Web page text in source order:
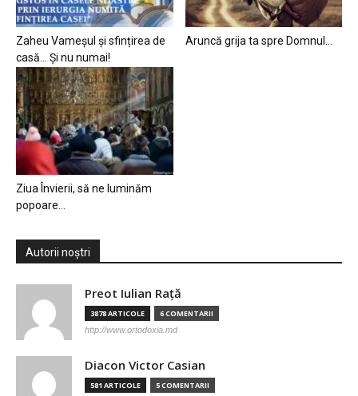
Zaheu Vameșul și sfințirea de
casă… Și nu numai!
Aruncă grija ta spre Domnul…
Ziua Învierii, să ne luminăm
popoare…
Autorii noștri
Preot Iulian Raţă
3878 ARTICOLE 6 COMENTARII
http://www.ortodoxia.md
Diacon Victor Casian
581 ARTICOLE 5 COMENTARII